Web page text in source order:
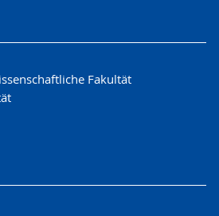
Fakultät